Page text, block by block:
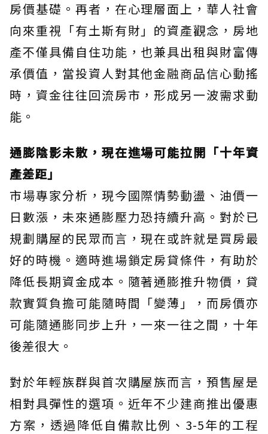
房價基礎。再者，在心理層面上，華人社會
向來重視「有土斯有財」的資產觀念，房地
產不僅具備自住功能，也兼具出租與財富傳
承價值，當投資人對其他金融商品信心動搖
時，資金往往回流房市，形成另一波需求動
能。
通膨陰影未散，現在進場可能拉開「十年資
產差距」
市場專家分析，現今國際情勢動盪、油價一
日數漲，未來通膨壓力恐持續升高。對於已
規劃購屋的民眾而言，現在或許就是買房最
好的時機。適時進場鎖定房貸條件，有助於
降低長期資金成本。隨著通膨推升物價，貸
款實質負擔可能隨時間「變薄」，而房價亦
可能隨通膨同步上升，一來一往之間，十年
後差很大。
對於年輕族群與首次購屋族而言，預售屋是
相對具彈性的選項。近年不少建商推出優惠
方案，透過降低自備款比例、3-5年的工程